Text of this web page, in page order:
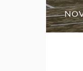
Теги: